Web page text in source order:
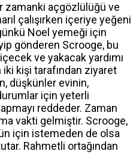
zamanki açgözlülüğü ve
çalışırken içeriye yeğeni
Noel yemeği için
gönderen Scrooge, bu
ve yakacak yardımı
kişi tarafından ziyaret
düşkünler evinin,
için yeterli
reddeder. Zaman
vakti gelmiştir. Scrooge,
için istemeden de olsa
Rahmetli ortağından